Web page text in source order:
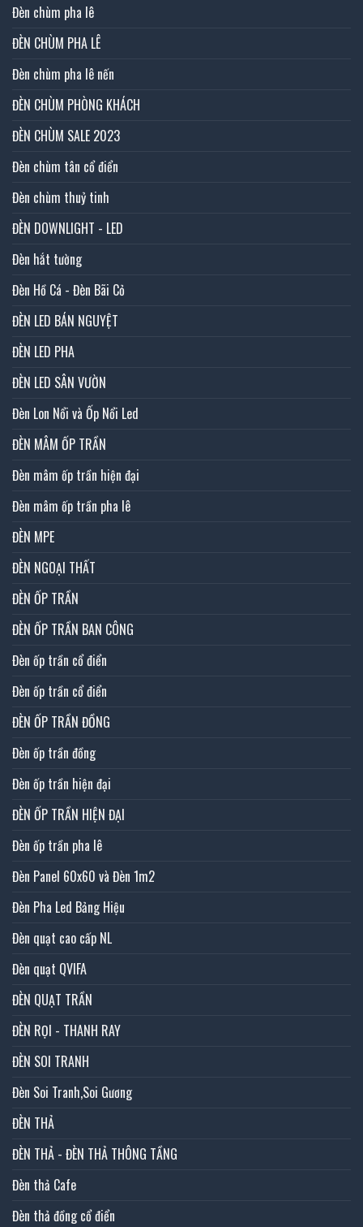
Đèn chùm pha lê
ĐÈN CHÙM PHA LÊ
Đèn chùm pha lê nến
ĐÈN CHÙM PHÒNG KHÁCH
ĐÈN CHÙM SALE 2023
Đèn chùm tân cổ điển
Đèn chùm thuỷ tinh
ĐÈN DOWNLIGHT - LED
Đèn hắt tường
Đèn Hồ Cá - Đèn Bãi Cỏ
ĐÈN LED BÁN NGUYỆT
ĐÈN LED PHA
ĐÈN LED SÂN VƯỜN
Đèn Lon Nổi và Ốp Nổi Led
ĐÈN MÂM ỐP TRẦN
Đèn mâm ốp trần hiện đại
Đèn mâm ốp trần pha lê
ĐÈN MPE
ĐÈN NGOẠI THẤT
ĐÈN ỐP TRẦN
ĐÈN ỐP TRẦN BAN CÔNG
Đèn ốp trần cổ điển
Đèn ốp trần cổ điển
ĐÈN ỐP TRẦN ĐỒNG
Đèn ốp trần đồng
Đèn ốp trần hiện đại
ĐÈN ỐP TRẦN HIỆN ĐẠI
Đèn ốp trần pha lê
Đèn Panel 60x60 và Đèn 1m2
Đèn Pha Led Bảng Hiệu
Đèn quạt cao cấp NL
Đèn quạt QVIFA
ĐÈN QUẠT TRẦN
ĐÈN RỌI - THANH RAY
ĐÈN SOI TRANH
Đèn Soi Tranh,Soi Gương
ĐÈN THẢ
ĐÈN THẢ - ĐÈN THẢ THÔNG TẦNG
Đèn thả Cafe
Đèn thả đồng cổ điển